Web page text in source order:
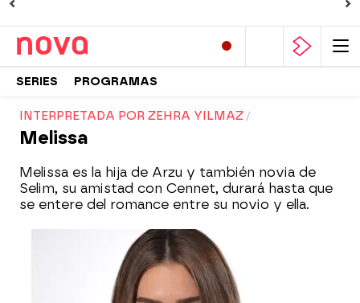
SERIES PROGRAMAS
INTERPRETADA POR ZEHRA YILMAZ
Melissa
Melissa es la hija de Arzu y también novia de
Selim, su amistad con Cennet, durará hasta que
se entere del romance entre su novio y ella.